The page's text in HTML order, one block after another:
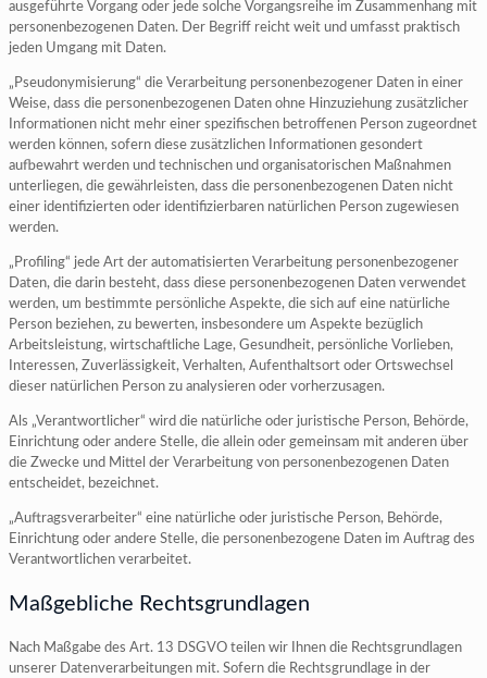
ausgeführte Vorgang oder jede solche Vorgangsreihe im Zusammenhang mit
personenbezogenen Daten. Der Begriff reicht weit und umfasst praktisch
jeden Umgang mit Daten.
„Pseudonymisierung“ die Verarbeitung personenbezogener Daten in einer
Weise, dass die personenbezogenen Daten ohne Hinzuziehung zusätzlicher
Informationen nicht mehr einer spezifischen betroffenen Person zugeordnet
werden können, sofern diese zusätzlichen Informationen gesondert
aufbewahrt werden und technischen und organisatorischen Maßnahmen
unterliegen, die gewährleisten, dass die personenbezogenen Daten nicht
einer identifizierten oder identifizierbaren natürlichen Person zugewiesen
werden.
„Profiling“ jede Art der automatisierten Verarbeitung personenbezogener
Daten, die darin besteht, dass diese personenbezogenen Daten verwendet
werden, um bestimmte persönliche Aspekte, die sich auf eine natürliche
Person beziehen, zu bewerten, insbesondere um Aspekte bezüglich
Arbeitsleistung, wirtschaftliche Lage, Gesundheit, persönliche Vorlieben,
Interessen, Zuverlässigkeit, Verhalten, Aufenthaltsort oder Ortswechsel
dieser natürlichen Person zu analysieren oder vorherzusagen.
Als „Verantwortlicher“ wird die natürliche oder juristische Person, Behörde,
Einrichtung oder andere Stelle, die allein oder gemeinsam mit anderen über
die Zwecke und Mittel der Verarbeitung von personenbezogenen Daten
entscheidet, bezeichnet.
„Auftragsverarbeiter“ eine natürliche oder juristische Person, Behörde,
Einrichtung oder andere Stelle, die personenbezogene Daten im Auftrag des
Verantwortlichen verarbeitet.
Maßgebliche Rechtsgrundlagen
Nach Maßgabe des Art. 13 DSGVO teilen wir Ihnen die Rechtsgrundlagen
unserer Datenverarbeitungen mit. Sofern die Rechtsgrundlage in der